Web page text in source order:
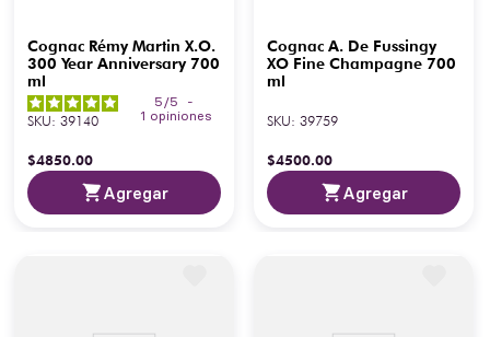
Cognac Rémy Martin X.O.
300 Year Anniversary 700
ml
5 /5
-
1 opiniones
SKU: 39140
$4850.00
Agregar
Cognac A. De Fussingy
XO Fine Champagne 700
ml
SKU: 39759
$4500.00
Agregar